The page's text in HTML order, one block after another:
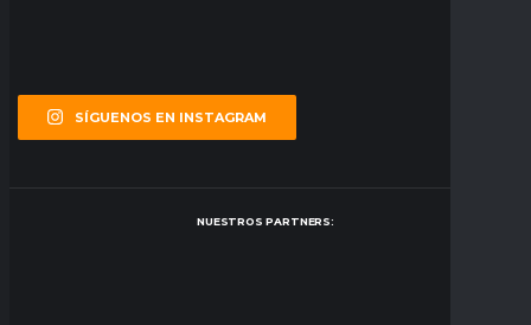
SÍGUENOS EN INSTAGRAM
NUESTROS PARTNERS: